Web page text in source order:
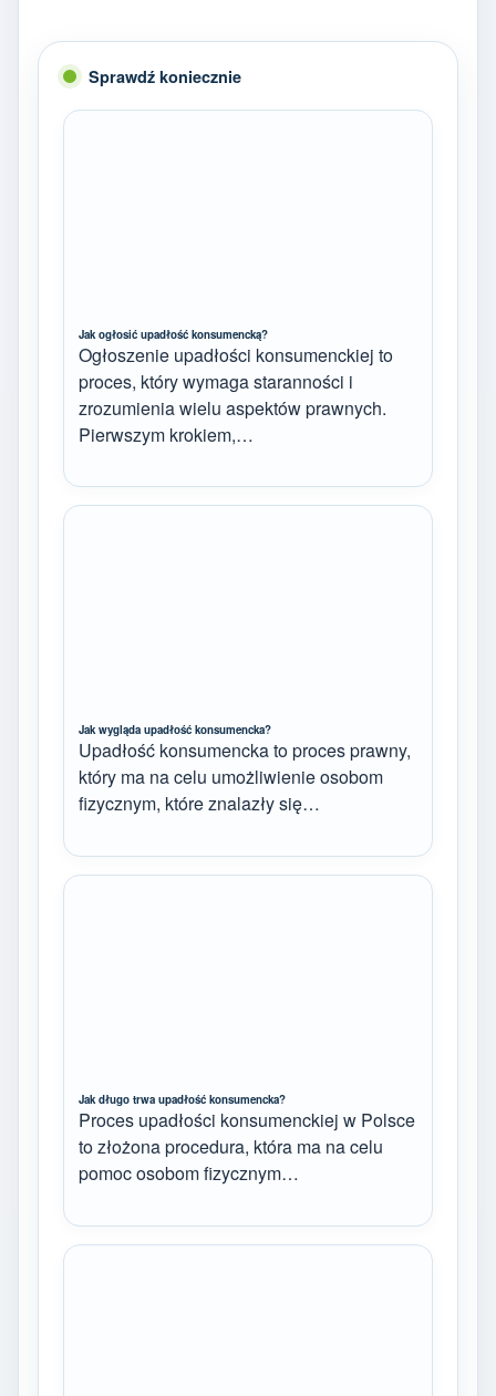
Sprawdź koniecznie
Jak ogłosić upadłość konsumencką?
Ogłoszenie upadłości konsumenckiej to
proces, który wymaga staranności i
zrozumienia wielu aspektów prawnych.
Pierwszym krokiem,…
Jak wygląda upadłość konsumencka?
Upadłość konsumencka to proces prawny,
który ma na celu umożliwienie osobom
fizycznym, które znalazły się…
Jak długo trwa upadłość konsumencka?
Proces upadłości konsumenckiej w Polsce
to złożona procedura, która ma na celu
pomoc osobom fizycznym…